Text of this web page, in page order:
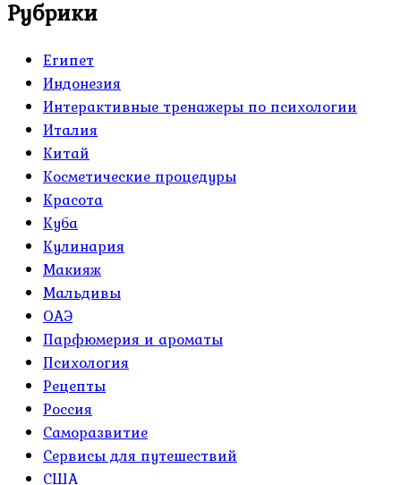
Рубрики
Египет
Индонезия
Интерактивные тренажеры по психологии
Италия
Китай
Косметические процедуры
Красота
Куба
Кулинария
Макияж
Мальдивы
ОАЭ
Парфюмерия и ароматы
Психология
Рецепты
Россия
Саморазвитие
Сервисы для путешествий
США